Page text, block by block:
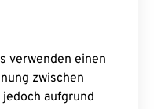
verwenden einen
zwischen
aufgrund